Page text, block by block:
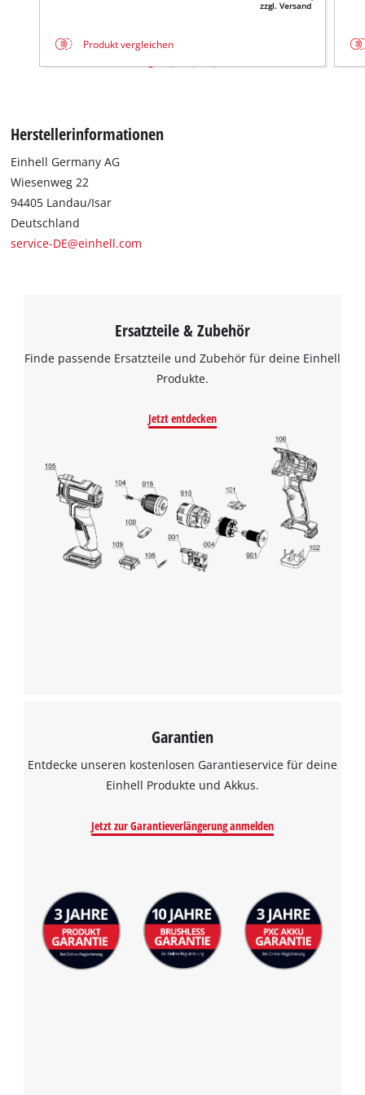
zzgl. Versand
Produkt vergleichen
Herstellerinformationen
Einhell Germany AG
Wiesenweg 22
94405 Landau/Isar
Deutschland
service-DE@einhell.com
Ersatzteile & Zubehör
Finde passende Ersatzteile und Zubehör für deine Einhell
Produkte.
Jetzt entdecken
Garantien
Entdecke unseren kostenlosen Garantieservice für deine
Einhell Produkte und Akkus.
Jetzt zur Garantieverlängerung anmelden